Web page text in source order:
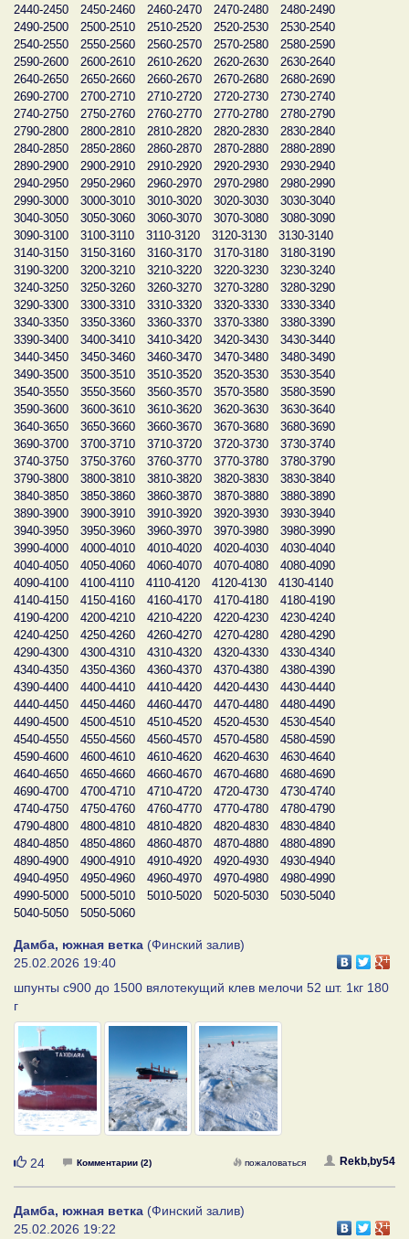
2440-2450
2450-2460 2460-2470 2470-2480
2480-2490
2490-2500
2500-2510 2510-2520 2520-2530
2530-2540
2540-2550
2550-2560 2560-2570 2570-2580
2580-2590
2590-2600
2600-2610 2610-2620 2620-2630
2630-2640
2640-2650
2650-2660 2660-2670 2670-2680
2680-2690
2690-2700
2700-2710 2710-2720 2720-2730
2730-2740
2740-2750
2750-2760 2760-2770 2770-2780
2780-2790
2790-2800
2800-2810 2810-2820 2820-2830
2830-2840
2840-2850
2850-2860 2860-2870 2870-2880
2880-2890
2890-2900
2900-2910 2910-2920 2920-2930
2930-2940
2940-2950
2950-2960 2960-2970 2970-2980
2980-2990
2990-3000
3000-3010 3010-3020 3020-3030
3030-3040
3040-3050
3050-3060 3060-3070 3070-3080
3080-3090
3090-3100
3100-3110 3110-3120 3120-3130
3130-3140
3140-3150
3150-3160 3160-3170 3170-3180
3180-3190
3190-3200
3200-3210 3210-3220 3220-3230
3230-3240
3240-3250
3250-3260 3260-3270 3270-3280
3280-3290
3290-3300
3300-3310 3310-3320 3320-3330
3330-3340
3340-3350
3350-3360 3360-3370 3370-3380
3380-3390
3390-3400
3400-3410 3410-3420 3420-3430
3430-3440
3440-3450
3450-3460 3460-3470 3470-3480
3480-3490
3490-3500
3500-3510 3510-3520 3520-3530
3530-3540
3540-3550
3550-3560 3560-3570 3570-3580
3580-3590
3590-3600
3600-3610 3610-3620 3620-3630
3630-3640
3640-3650
3650-3660 3660-3670 3670-3680
3680-3690
3690-3700
3700-3710 3710-3720 3720-3730
3730-3740
3740-3750
3750-3760 3760-3770 3770-3780
3780-3790
3790-3800
3800-3810 3810-3820 3820-3830
3830-3840
3840-3850
3850-3860 3860-3870 3870-3880
3880-3890
3890-3900
3900-3910 3910-3920 3920-3930
3930-3940
3940-3950
3950-3960 3960-3970 3970-3980
3980-3990
3990-4000
4000-4010 4010-4020 4020-4030
4030-4040
4040-4050
4050-4060 4060-4070 4070-4080
4080-4090
4090-4100
4100-4110 4110-4120 4120-4130
4130-4140
4140-4150
4150-4160 4160-4170 4170-4180
4180-4190
4190-4200
4200-4210 4210-4220 4220-4230
4230-4240
4240-4250
4250-4260 4260-4270 4270-4280
4280-4290
4290-4300
4300-4310 4310-4320 4320-4330
4330-4340
4340-4350
4350-4360 4360-4370 4370-4380
4380-4390
4390-4400
4400-4410 4410-4420 4420-4430
4430-4440
4440-4450
4450-4460 4460-4470 4470-4480
4480-4490
4490-4500
4500-4510 4510-4520 4520-4530
4530-4540
4540-4550
4550-4560 4560-4570 4570-4580
4580-4590
4590-4600
4600-4610 4610-4620 4620-4630
4630-4640
4640-4650
4650-4660 4660-4670 4670-4680
4680-4690
4690-4700
4700-4710 4710-4720 4720-4730
4730-4740
4740-4750
4750-4760 4760-4770 4770-4780
4780-4790
4790-4800
4800-4810 4810-4820 4820-4830
4830-4840
4840-4850
4850-4860 4860-4870 4870-4880
4880-4890
4890-4900
4900-4910 4910-4920 4920-4930
4930-4940
4940-4950
4950-4960 4960-4970 4970-4980
4980-4990
4990-5000
5000-5010 5010-5020 5020-5030
5030-5040
5040-5050
5050-5060
Дамба, южная ветка (Финский залив)
25.02.2026 19:40
шпунты с900 до 1500 вялотекущий клев мелочи 52 шт. 1кг 180
г
Нравится
24 Комментарии (2) Rekb,by54
пожаловаться
Дамба, южная ветка (Финский залив)
25.02.2026 19:22